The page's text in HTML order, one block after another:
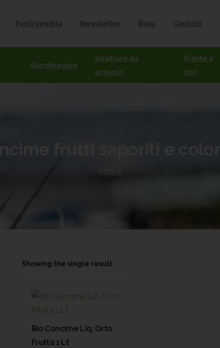
Punti vendita Newsletter Blog Contatti
Giardinaggio
Strutture da
esterno
Piante e
fiori
Showing the single result
Bio Concime Liq. Orto
Frutta 1 Lt